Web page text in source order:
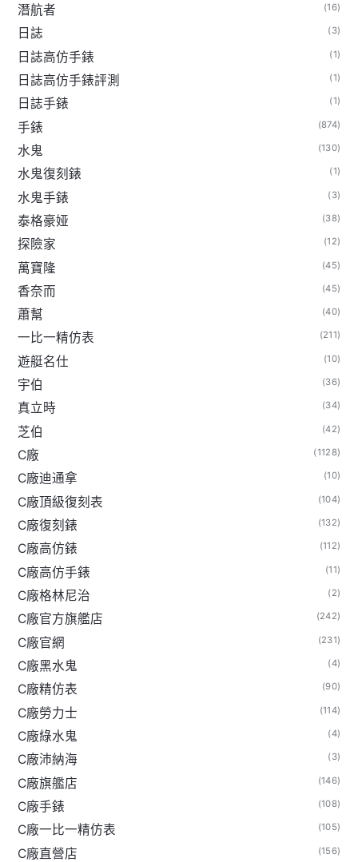
潛航者 (16)
日誌 (3)
日誌高仿手錶 (1)
日誌高仿手錶評測 (1)
日誌手錶 (1)
手錶 (874)
水鬼 (130)
水鬼復刻錶 (1)
水鬼手錶 (3)
泰格豪娅 (38)
探險家 (12)
萬寶隆 (45)
香奈而 (45)
蕭幫 (40)
一比一精仿表 (211)
遊艇名仕 (10)
宇伯 (36)
真立時 (34)
芝伯 (42)
C廠 (1128)
C廠迪通拿 (10)
C廠頂級復刻表 (104)
C廠復刻錶 (132)
C廠高仿錶 (112)
C廠高仿手錶 (11)
C廠格林尼治 (2)
C廠官方旗艦店 (242)
C廠官網 (231)
C廠黑水鬼 (4)
C廠精仿表 (90)
C廠勞力士 (114)
C廠綠水鬼 (4)
C廠沛納海 (3)
C廠旗艦店 (146)
C廠手錶 (108)
C廠一比一精仿表 (105)
C廠直營店 (156)